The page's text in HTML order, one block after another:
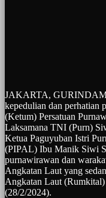
JAKARTA,
kepedulian dan perhatian
(Ketum) Persatuan
Laksamana TNI (Purn)
Ketua Paguyuban Istri
(PIPAL) Ibu Manik Siwi
purnawirawan dan
Angkatan Laut yang
Angkatan Laut
(28/2/2024).